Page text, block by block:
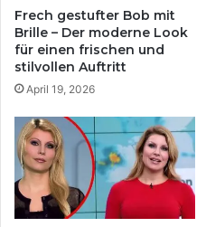
Frech gestufter Bob mit
Brille – Der moderne Look
für einen frischen und
stilvollen Auftritt
April 19, 2026